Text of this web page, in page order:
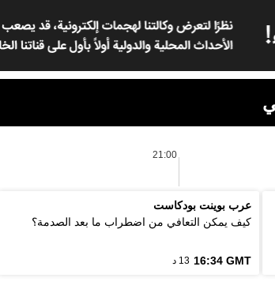
21:00
عرب بوينت بودكاست
كيف يمكن التعافي من اضطراب ما بعد الصدمة؟
16:34 GMT 13 د